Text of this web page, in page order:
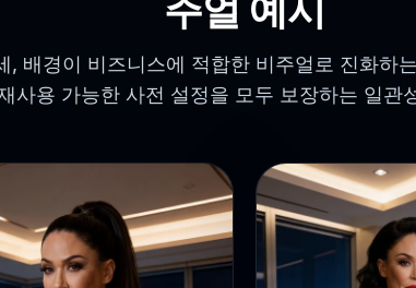
주얼 예시
, 배경이 비즈니스에 적합한 비주얼로 진화하
사용 가능한 사전 설정을 모두 보장하는 일관